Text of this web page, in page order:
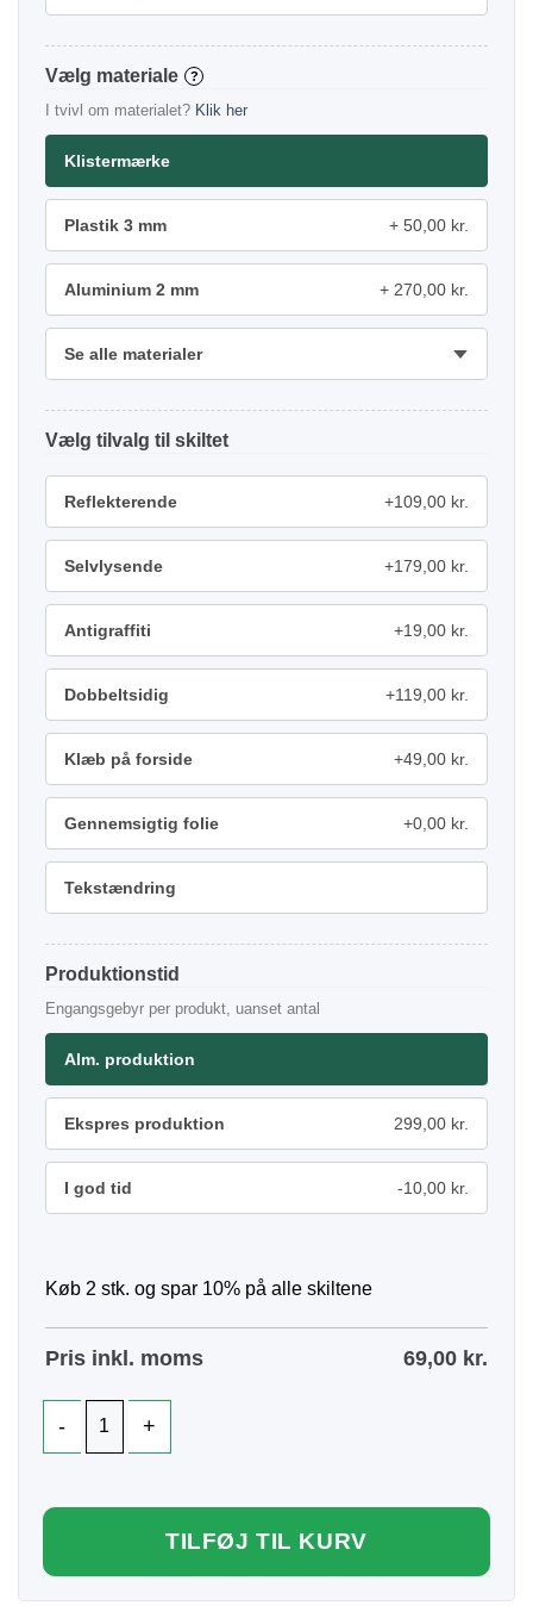
materiale ?
I tvivl om materialet? Klik her
Klistermærke
Plastik 3 mm 50,00 kr.
Aluminium 2 mm 270,00 kr.
Se alle materialer
tilvalg
Reflekterende +109,00 kr.
Selvlysende +179,00 kr.
Antigraffiti +19,00 kr.
Dobbeltsidig +119,00 kr.
Klæb på forside +49,00 kr.
Gennemsigtig folie +0,00 kr.
Tekstændring
Produktionstid
Engangsgebyr per produkt, uanset antal
Alm. produktion
Ekspres produktion 299,00 kr.
I god tid -10,00 kr.
Køb 2 stk. og spar 10% på alle skiltene
Pris inkl. moms 69,00 kr.
TILFØJ TIL KURV